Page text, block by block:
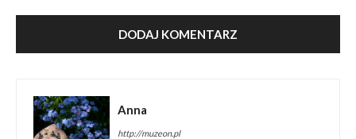
Anna
http://muzeon.pl